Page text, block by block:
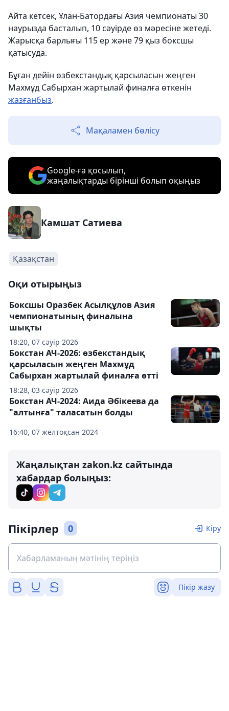
Айта кетсек, Ұлан-Батордағы Азия чемпионаты 30
наурызда басталып, 10 сәуірде өз мәресіне жетеді.
Жарысқа барлығы 115 ер және 79 қыз боксшы
қатысуда.
Бұған дейін өзбекстандық қарсыласын жеңген
Махмұд Сабырхан жартылай финалға өткенін
жазғанбыз.
Мақаламен бөлісу
Google-ға қосылып,
жаңалықтарды бірінші болып оқыңыз
Камшат Сатиева
Қазақстан
Оқи отырыңыз
18:20, 07 сәуір 2026
Боксшы Оразбек Асылқұлов Азия
чемпионатының финалына
шықты
18:28, 03 сәуір 2026
Бокстан АЧ-2026: өзбекстандық
қарсыласын жеңген Махмұд
Сабырхан жартылай финалға өтті
16:40, 07 желтоқсан 2024
Бокстан АЧ-2024: Аида Әбікеева да
"алтынға" таласатын болды
Жаңалықтан zakon.kz сайтында
хабардар болыңыз:
Пікірлер 0 Кіру
Пікір жазу